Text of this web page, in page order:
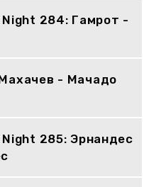
Night 284: Гамрот -
- Мачадо
Night 285: Эрнандес